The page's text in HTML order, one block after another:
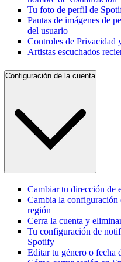
Tu foto de perfil de
Pautas de imágenes de
del usuario
Controles de Privacidad
Artistas escuchados
Configuración de la cuenta
Cambiar tu dirección de
Cambia la configuración
región
Cerra la cuenta y
Tu configuración de
Spotify
Editar tu género o fecha